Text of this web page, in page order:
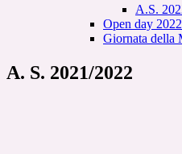
A.S.
Open day
Giornata della
A. S. 2021/2022